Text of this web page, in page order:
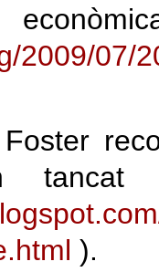
2009/07/
).